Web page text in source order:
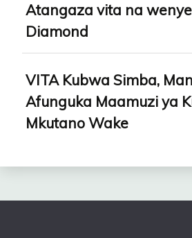
Atangaza vita na
Diamond
VITA Kubwa Simba,
Afunguka Maamuzi ya
Mkutano Wake